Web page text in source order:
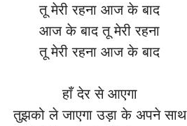
तू मेरी रहना आज के बाद
आज के बाद तू मेरी रहना
तू मेरी रहना आज के बाद
हाँ देर से आएगा
तुझको ले जाएगा उड़ा के अपने साथ